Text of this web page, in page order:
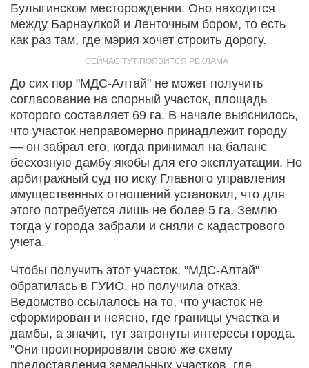
Булыгинском месторождении. Оно находится
между Барнаулкой и Ленточным бором, то есть
как раз там, где мэрия хочет строить дорогу.
До сих пор "МДС-Алтай" не может получить
согласование на спорный участок, площадь
которого составляет 69 га. В начале выяснилось,
что участок неправомерно принадлежит городу
— он забрал его, когда принимал на баланс
бесхозную дамбу якобы для его эксплуатации. Но
арбитражный суд по иску Главного управления
имущественных отношений установил, что для
этого потребуется лишь не более 5 га. Землю
тогда у города забрали и сняли с кадастрового
учета.
Чтобы получить этот участок, "МДС-Алтай"
обратилась в ГУИО, но получила отказ.
Ведомство ссылалось на то, что участок не
сформирован и неясно, где границы участка и
дамбы, а значит, тут затронуты интересы города.
"Они проигнорировали свою же схему
предоставления земельных участков, где